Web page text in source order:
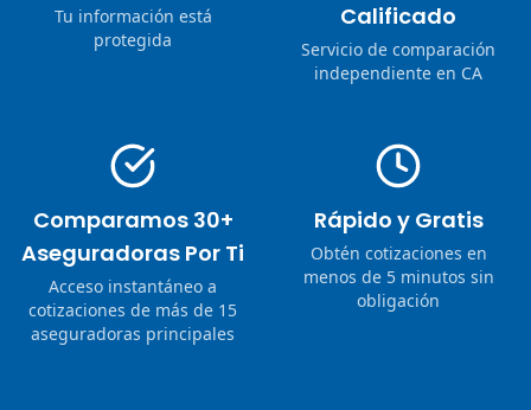
Tu información está
protegida
Calificado
Servicio de comparación
independiente en CA
Comparamos 30+
Aseguradoras Por Ti
Acceso instantáneo a
cotizaciones de más de 15
aseguradoras principales
Rápido y Gratis
Obtén cotizaciones en
menos de 5 minutos sin
obligación